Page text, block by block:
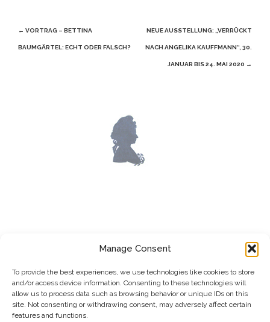
Manage Consent
To provide the best experiences, we use technologies like cookies to store
and/or access device information. Consenting to these technologies will
allow us to process data such as browsing behavior or unique IDs on this
site. Not consenting or withdrawing consent, may adversely affect certain
features and functions.
Beitragsnavigation
← VORTRAG – BETTINA
BAUMGÄRTEL: ECHT ODER FALSCH?
NEUE AUSSTELLUNG: „VERRÜCKT
NACH ANGELIKA KAUFFMANN“, 30.
JANUAR BIS 24. MAI 2020 →
LOST WORKS